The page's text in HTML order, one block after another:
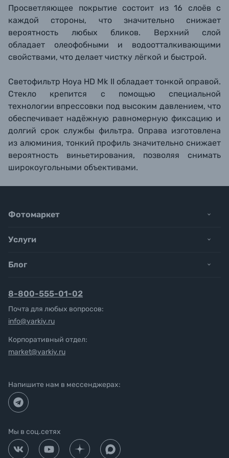
Просветляющее покрытие состоит из 16 слоёв с
каждой стороны, что значительно снижает
вероятность любых бликов. Верхний слой
обладает олеофобными и водоотталкивающими
свойствами, что делает чистку лёгкой и быстрой.
Светофильтр Hoya HD Mk II обладает тонкой оправой.
Стекло крепится с помощью специальной
технологии впрессовки под высоким давлением, что
обеспечивает надёжную равномерную фиксацию и
долгий срок службы фильтра. Оправа изготовлена
из алюминия, тонкий профиль значительно снижает
вероятность виньетирования, позволяя снимать
широкоугольными объективами.
Фотомаркет
Услуги
Блог
8-800-555-01-02
Почта для любых вопросов:
info@yarkiy.ru
Корпоративный отдел:
market@yarkiy.ru
Напишите нам в мессенджерах:
Мы в соц.сетях